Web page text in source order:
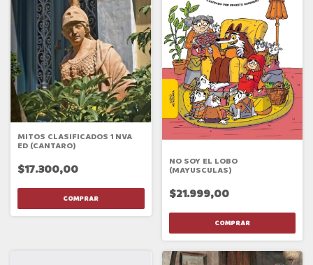
MITOS CLASIFICADOS 1 NVA
ED (CANTARO)
$17.300,00
NO SOY EL LOBO
(MAYUSCULAS)
$21.999,00